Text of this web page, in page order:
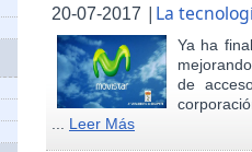
20-07-2017 | La
Ya ha
de
Leer Más